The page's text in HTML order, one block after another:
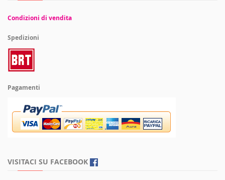
Condizioni di vendita
Spedizioni
Pagamenti
VISITACI SU FACEBOOK